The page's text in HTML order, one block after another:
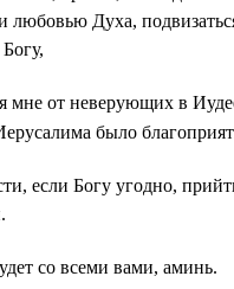
любовью Духа,
мне от неверующих в
было
если Богу угодно,
со всеми вами, аминь.